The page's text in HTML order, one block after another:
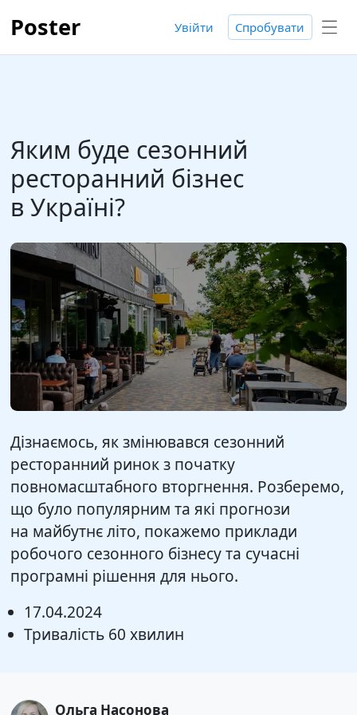
Poster Увійти Спробувати
Яким буде сезонний
ресторанний бізнес
в Україні?
Дізнаємось, як змінювався сезонний
ресторанний ринок з початку
повномасштабного вторгнення. Розберемо,
що було популярним та які прогнози
на майбутнє літо, покажемо приклади
робочого сезонного бізнесу та сучасні
програмні рішення для нього.
17.04.2024
Тривалість 60 хвилин
Ольга Насонова